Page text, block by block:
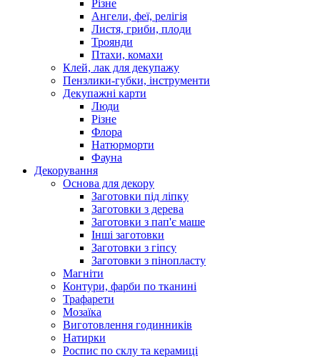
Різне
Ангели, феї, релігія
Листя, гриби, плоди
Троянди
Птахи, комахи
Клей, лак для декупажу
Пензлики-губки, інструменти
Декупажні карти
Люди
Різне
Флора
Натюрморти
Фауна
Декорування
Основа для декору
Заготовки під ліпку
Заготовки з дерева
Заготовки з пап'є маше
Інші заготовки
Заготовки з гіпсу
Заготовки з пінопласту
Магніти
Контури, фарби по тканині
Трафарети
Мозаїка
Виготовлення годинників
Натирки
Роспис по склу та керамиці